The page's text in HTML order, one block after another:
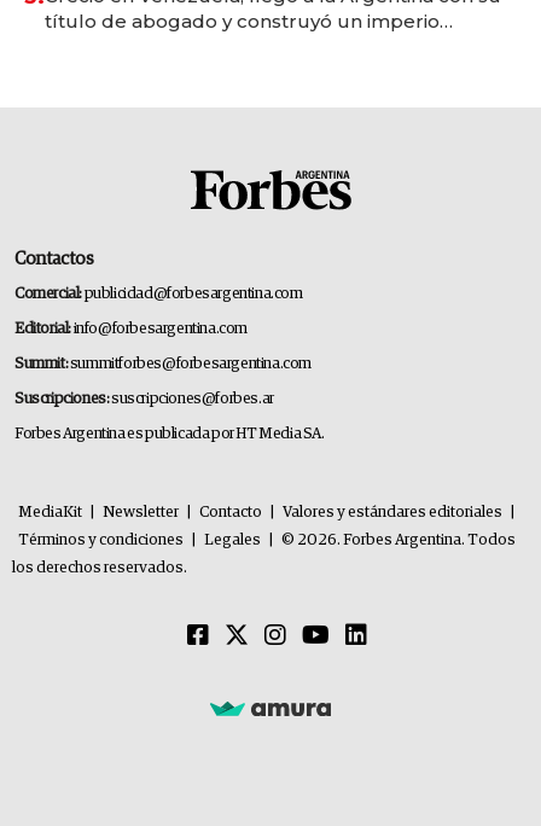
título de abogado y construyó un imperio
Contactos
Comercial:publicidad@forbesargentina.com
Editorial:info@forbesargentina.com
Summit:summitforbes@forbesargentina.com
Suscripciones:suscripciones@forbes.ar
Forbes Argentina es publicada por HT Media SA.
MediaKit Newsletter Contacto Valores y estándares editoriales
Términos y condiciones
Legales
© 2026. Forbes Argentina. Todos
los derechos reservados.